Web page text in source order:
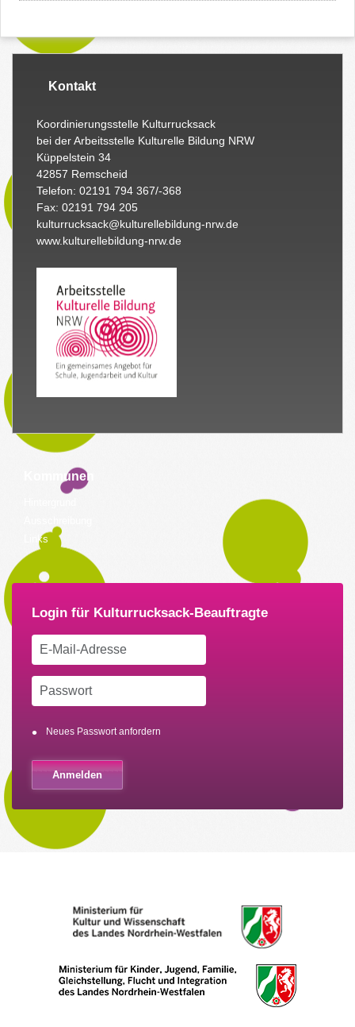
Kontakt
Koordinierungsstelle Kulturrucksack
bei der Arbeitsstelle Kulturelle Bildung NRW
Küppelstein 34
42857 Remscheid
Telefon: 02191 794 367/-368
Fax: 02191 794 205
kulturrucksack@kulturellebildung-nrw.de
www.kulturellebildung-nrw.de
Kommunen
Links
Neues Passwort anfordern